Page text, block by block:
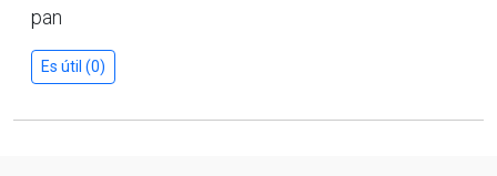
pan
Es útil (0)